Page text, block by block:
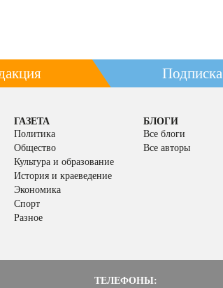
Подписка
ГАЗЕТА
Политика
Общество
Культура и образование
История и краеведение
Экономика
Спорт
Разное
БЛОГИ
Все блоги
Все авторы
ТЕЛЕФОНЫ: